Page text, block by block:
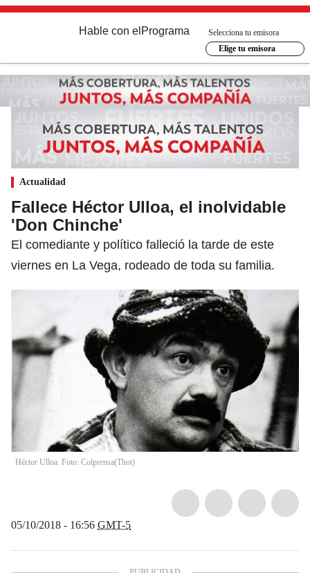
Hable con el Programa
Selecciona tu emisora
Elige tu emisora
Actualidad
Fallece Héctor Ulloa, el inolvidable
'Don Chinche'
El comediante y político falleció la tarde de este
viernes en La Vega, rodeado de toda su familia.
Héctor Ulloa. Foto: Colprensa(Thot)
05/10/2018 - 16:56 GMT-5